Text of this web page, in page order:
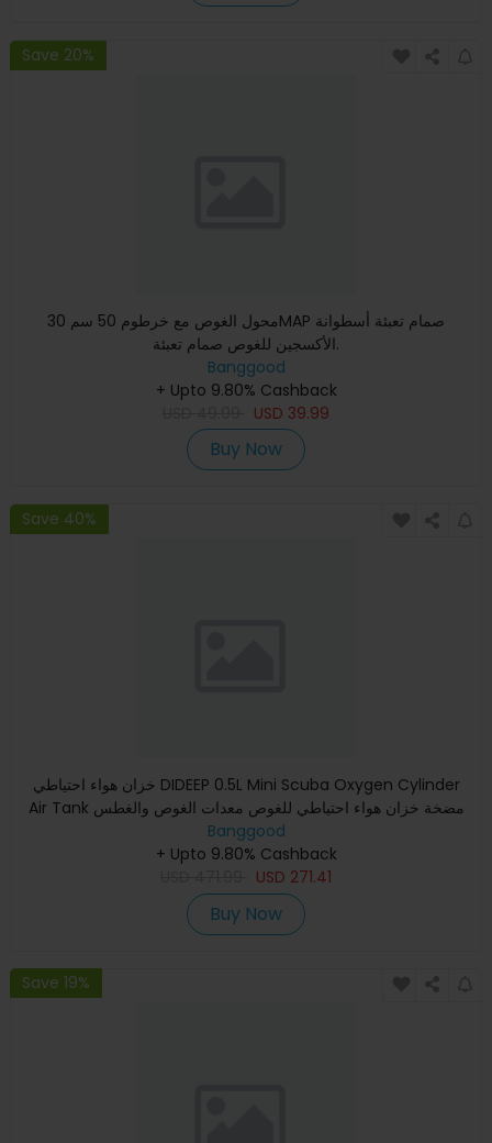
Save 20%
محول الغوص مع خرطوم 50 سم 30MAP صمام تعبئة أسطوانة
الأكسجين للغوص صمام تعبئة.
Banggood
+ Upto 9.80% Cashback
USD 39.99
Buy Now
Save 40%
خزان هواء احتياطي DIDEEP 0.5L Mini Scuba Oxygen Cylinder
Air Tank مضخة خزان هواء احتياطي للغوص معدات الغوص والغطس
Banggood
+ Upto 9.80% Cashback
USD 271.41
Buy Now
Save 19%